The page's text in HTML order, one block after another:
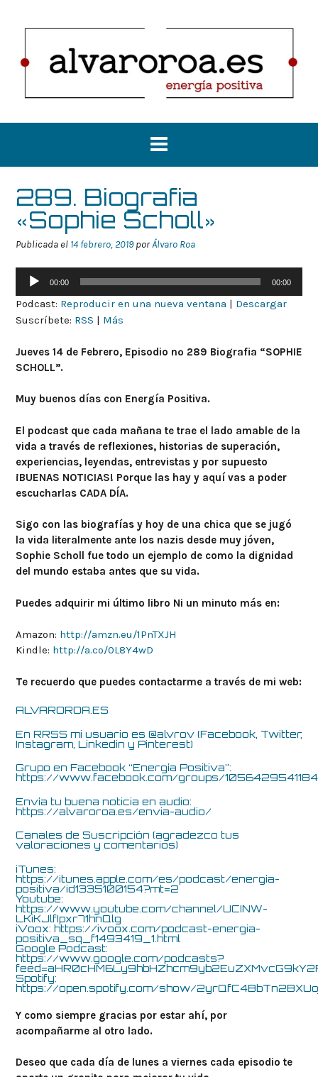
289. Biografia
«Sophie Scholl»
Publicada el 14 febrero, 2019porÁlvaro Roa
Reproductor
audio
00:00 00:00
Podcast: Reproducir en una nueva ventana | Descargar
Suscríbete: RSS | Más
Jueves 14 de Febrero, Episodio nº 289 Biografia “SOPHIE
SCHOLL”.
Muy buenos días con Energía Positiva.
El podcast que cada mañana te trae el lado amable de la
vida a través de reflexiones, historias de superación,
experiencias, leyendas, entrevistas y por supuesto
¡BUENAS NOTICIAS! Porque las hay y aquí vas a poder
escucharlas CADA DÍA.
Sigo con las biografías y hoy de una chica que se jugó
la vida literalmente ante los nazis desde muy jóven,
Sophie Scholl fue todo un ejemplo de como la dignidad
del mundo estaba antes que su vida.
Puedes adquirir mi último libro Ni un minuto más en:
Amazon: http://amzn.eu/1PnTXJH
Kindle: http://a.co/0L8Y4wD
Te recuerdo que puedes contactarme a través de mi web:
ALVAROROA.ES
En RRSS mi usuario es @alvrov (Facebook, Twitter,
Instagram, Linkedin y Pinterest)
Grupo en Facebook “Energía Positiva”:
https://www.facebook.com/groups/
Envía tu buena noticia en audio:
https://alvaroroa.es/envia-audio/
Canales de Suscripción (agradezco tus
valoraciones y comentarios)
iTunes:
https://itunes.apple.com/es/podcast/energía-
positiva/id1335100154?mt=2
Youtube:
https://www.youtube.com/channel/UCINW-
LKiKJlfIpxr71hnQlg
iVoox: https://ivoox.com/podcast-energia-
positiva_sq_f1493419_1.html
Google Podcast:
https://www.google.com/podcasts?
Spotify:
https://open.spotify.com/show/
Y como siempre gracias por estar ahí, por
acompañarme al otro lado.
Deseo que cada día de lunes a viernes cada episodio te